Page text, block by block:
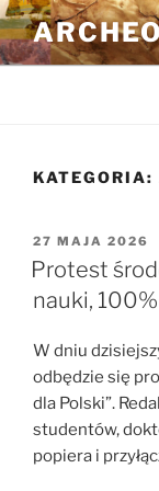
Przejdź
do
treści
KATEGORIA:
OPUBLIKOWANE
W
27 MAJA 2026
Protest
nauki,
W dniu
odbędzie się
dla Polski”.
studentów,
popiera i